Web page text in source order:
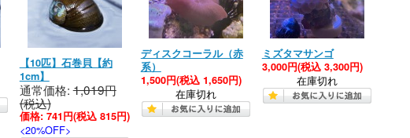
【10匹】石巻貝【約
1cm】
通常価格:1,019円
(税込)
価格: 741円(税込 815円)
<20%OFF>
ディスクコーラル（赤
系）
1,500円(税込 1,650円)
在庫切れ
ミズタマサンゴ
3,000円(税込 3,300円)
在庫切れ